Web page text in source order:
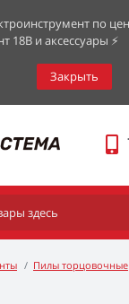
по
18В и аксессуары ⚡️
Закрыть
Пилы торцовочные